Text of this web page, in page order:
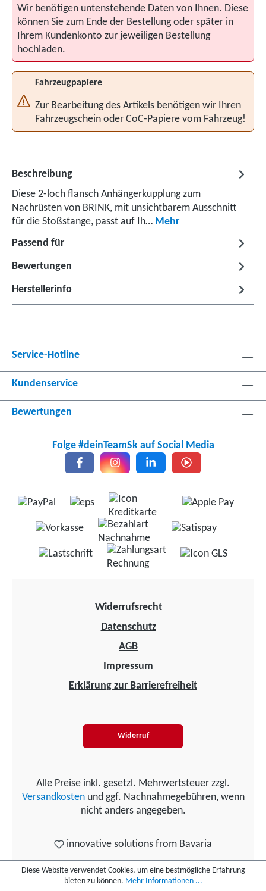
Wir benötigen untenstehende Daten von Ihnen. Diese
können Sie zum Ende der Bestellung oder später in
Ihrem Kundenkonto zur jeweiligen Bestellung
hochladen.
Fahrzeugpapiere
Zur Bearbeitung des Artikels benötigen wir Ihren
Fahrzeugschein oder CoC-Papiere vom Fahrzeug!
Beschreibung
Diese 2-loch flansch Anhängerkupplung zum
Nachrüsten von BRINK, mit unsichtbarem Ausschnitt
für die Stoßstange, passt auf Ih… Mehr
Passend für
Bewertungen
Herstellerinfo
Service-Hotline
Kundenservice
Bewertungen
Folge #deinTeamSk auf Social Media
Widerrufsrecht
Datenschutz
AGB
Impressum
Erklärung zur Barrierefreiheit
Widerruf
Alle Preise inkl. gesetzl. Mehrwertsteuer zzgl.
Versandkostenund ggf. Nachnahmegebühren, wenn
nicht anders angegeben.
innovative solutions from Bavaria
Diese Website verwendet Cookies, um eine bestmögliche Erfahrung
bieten zu können. Mehr Informationen ...